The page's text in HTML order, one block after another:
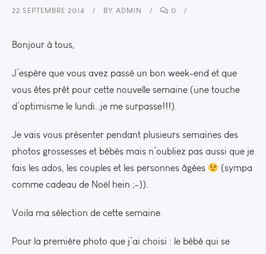
22 SEPTEMBRE 2014 BY ADMIN 0
Bonjour à tous,
J’espère que vous avez passé un bon week-end et que
vous êtes prêt pour cette nouvelle semaine (une touche
d’optimisme le lundi…je me surpasse!!!).
Je vais vous présenter pendant plusieurs semaines des
photos grossesses et bébés mais n’oubliez pas aussi que je
fais les ados, les couples et les personnes âgées
(sympa
comme cadeau de Noël hein ;-)).
Voila ma sélection de cette semaine.
Pour la première photo que j’ai choisi : le bébé qui se